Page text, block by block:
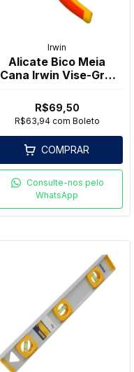
Irwin
Alicate Bico Meia
Cana Irwin Vise-Grip
R$69,50
R$63,94 com Boleto
COMPRAR
Consulte-nos pelo
WhatsApp